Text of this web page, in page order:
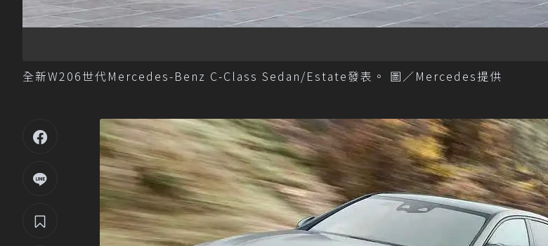
全新W206世代Mercedes-Benz C-Class Sedan/Estate發表。 圖／Mercedes提供